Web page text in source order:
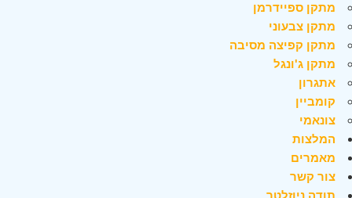
מתקן ספיידרמן
מתקן צבעוני
מתקן קפיצה מסיבה
מתקן ג'ונגל
אתגרון
קומביין
צונאמי
המלצות
מאמרים
צור קשר
תודה ניוזלטר